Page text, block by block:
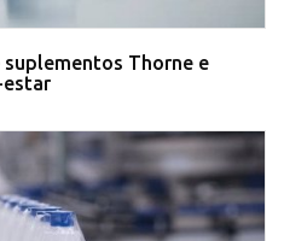
Thorne e
estar